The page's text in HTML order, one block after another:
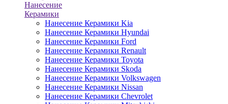
Нанесение
Керамики
Нанесение Керамики Kia
Нанесение Керамики Hyundai
Нанесение Керамики Ford
Нанесение Керамики Renault
Нанесение Керамики Toyota
Нанесение Керамики Skoda
Нанесение Керамики Volkswagen
Нанесение Керамики Nissan
Нанесение Керамики Chevrolet